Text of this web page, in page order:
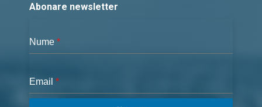
Abonare newsletter
Nume *
Email *